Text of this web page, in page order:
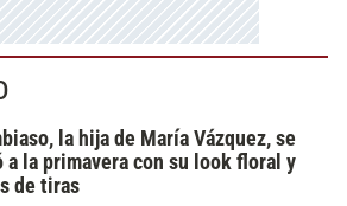
la hija de María Vázquez, se
a la primavera con su look floral y
de tiras